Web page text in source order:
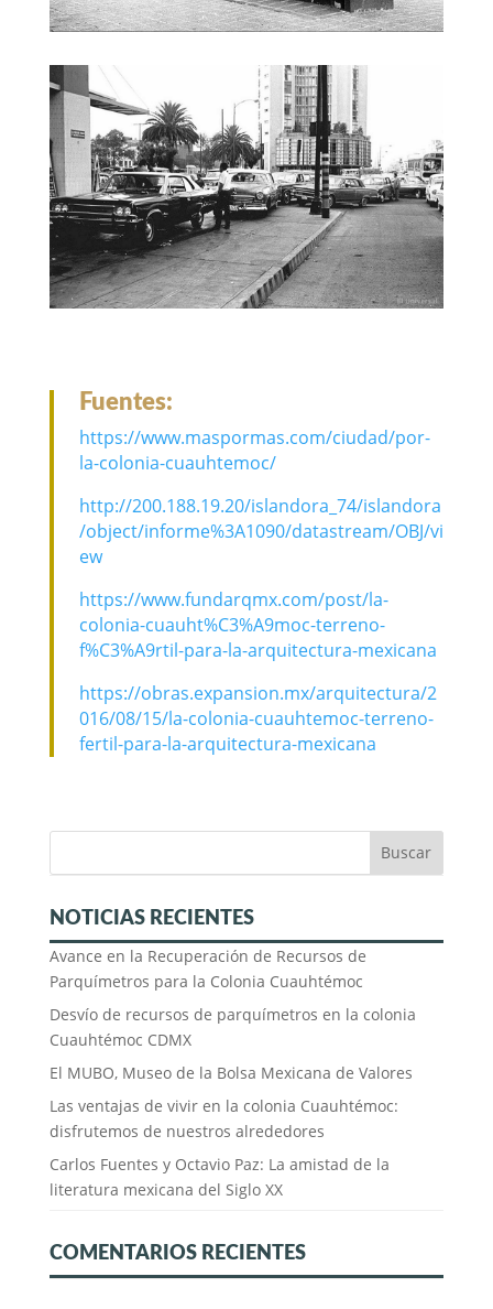
Fuentes:
https://www.maspormas.com/ciudad/por-
la-colonia-cuauhtemoc/
http://200.188.19.20/islandora_74/islandora
/object/informe%3A1090/datastream/OBJ/vi
ew
https://www.fundarqmx.com/post/la-
colonia-cuauht%C3%A9moc-terreno-
f%C3%A9rtil-para-la-arquitectura-mexicana
https://obras.expansion.mx/arquitectura/2
016/08/15/la-colonia-cuauhtemoc-terreno-
fertil-para-la-arquitectura-mexicana
NOTICIAS RECIENTES
Avance en la Recuperación de Recursos de
Parquímetros para la Colonia Cuauhtémoc
Desvío de recursos de parquímetros en la colonia
Cuauhtémoc CDMX
El MUBO, Museo de la Bolsa Mexicana de Valores
Las ventajas de vivir en la colonia Cuauhtémoc:
disfrutemos de nuestros alrededores
Carlos Fuentes y Octavio Paz: La amistad de la
literatura mexicana del Siglo XX
COMENTARIOS RECIENTES